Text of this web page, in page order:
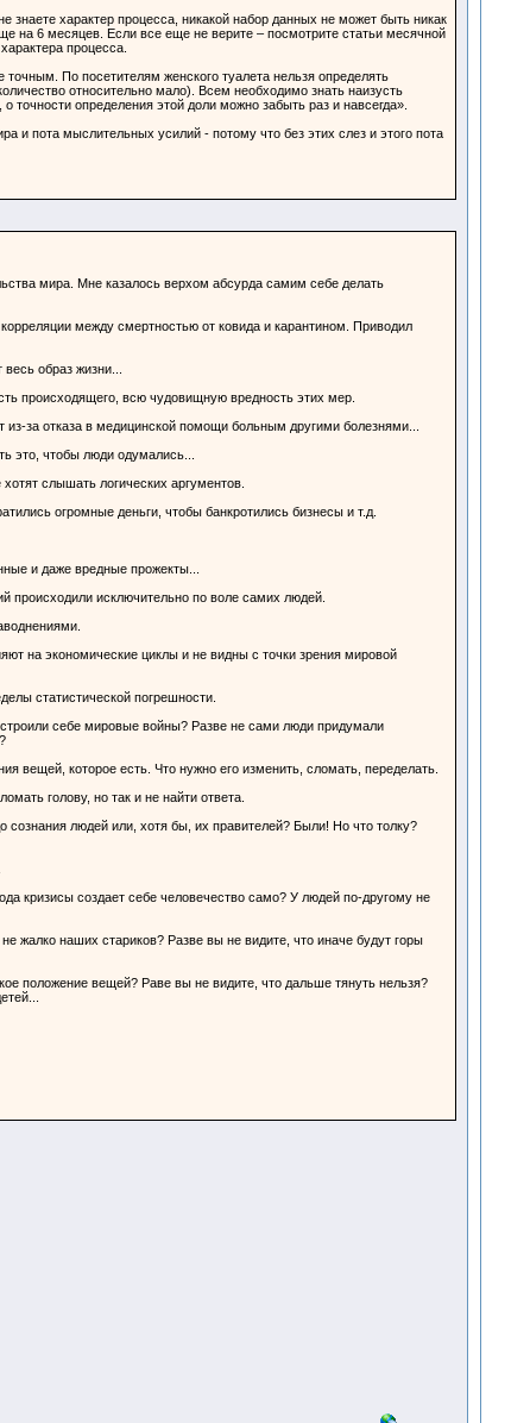
знаете характер процесса, никакой набор данных не может быть никак
на 6 месяцев. Если все еще не верите – посмотрите статьи месячной
процесса.
По посетителям женского туалета нельзя определять
относительно мало). Всем необходимо знать наизусть
определения этой доли можно забыть раз и навсегда».
и пота мыслительных усилий - потому что без этих слез и этого пота
мира. Мне казалось верхом абсурда самим себе делать
между смертностью от ковида и карантином. Приводил
образ жизни...
происходящего, всю чудовищную вредность этих мер.
за отказа в медицинской помощи больным другими болезнями...
это, чтобы люди одумались...
слышать логических аргументов.
огромные деньги, чтобы банкротились бизнесы и т.д.
и даже вредные прожекты...
происходили исключительно по воле самих людей.
на экономические циклы и не видны с точки зрения мировой
статистической погрешности.
себе мировые войны? Разве не сами люди придумали
вещей, которое есть. Что нужно его изменить, сломать, переделать.
голову, но так и не найти ответа.
сознания людей или, хотя бы, их правителей? Были! Но что толку?
кризисы создает себе человечество само? У людей по-другому не
жалко наших стариков? Разве вы не видите, что иначе будут горы
положение вещей? Раве вы не видите, что дальше тянуть нельзя?